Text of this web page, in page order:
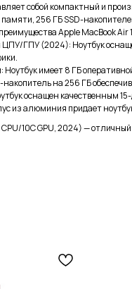
собой компактный и
256 ГБ SSD-
Apple MacBook Air
ЦПУ/ГПУ (2024): Ноутбук
Ноутбук имеет 8 ГБ
на 256 ГБ
оснащен качественным
из алюминия придает
CPU/10C GPU, 2024) —